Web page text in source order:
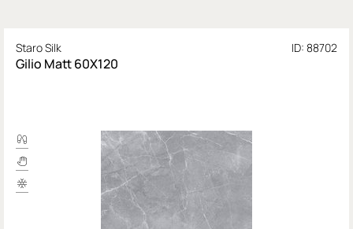
Staro Silk ID: 88702
Gilio Matt 60X120